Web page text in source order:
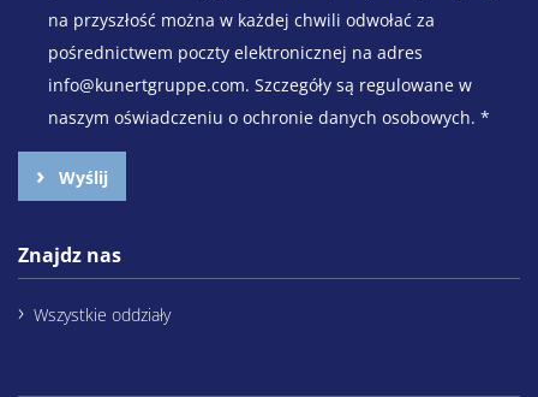
na przyszłość można w każdej chwili odwołać za
pośrednictwem poczty elektronicznej na adres
info@kunertgruppe.com. Szczegóły są regulowane w
naszym oświadczeniu o ochronie danych osobowych. *
Wyślij
Znajdz nas
Wszystkie oddziały